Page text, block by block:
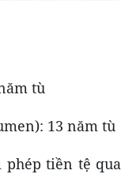
tù
13 năm tù
tiền tệ qua